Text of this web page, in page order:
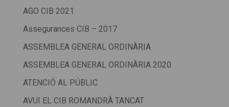
AGO CIB 2021
Assegurances CIB – 2017
ASSEMBLEA GENERAL ORDINÀRIA
ASSEMBLEA GENERAL ORDINÀRIA 2020
ATENCIÓ AL PÚBLIC
AVUI EL CIB ROMANDRÀ TANCAT